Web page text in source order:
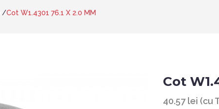
Cot W1.4301 76.1 X 2.0 MM
Cot
40.57 lei (cu